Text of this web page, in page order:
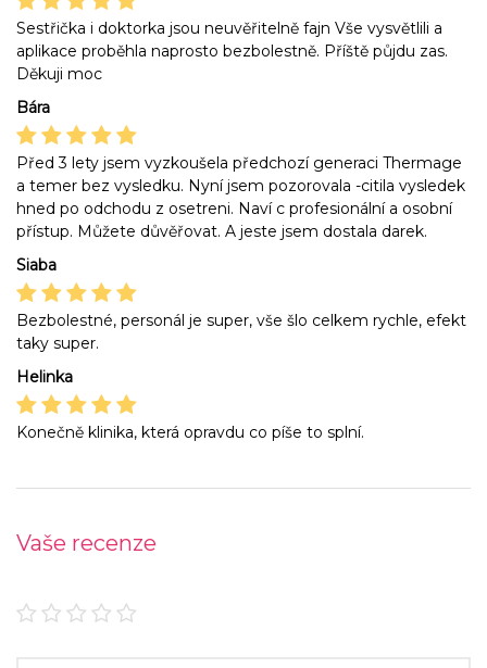
Sestřička i doktorka jsou neuvěřitelně fajn Vše vysvětlili a
aplikace proběhla naprosto bezbolestně. Příště půjdu zas.
Děkuji moc
Bára
Před 3 lety jsem vyzkoušela předchozí generaci Thermage
a temer bez vysledku. Nyní jsem pozorovala -citila vysledek
hned po odchodu z osetreni. Naví c profesionální a osobní
přístup. Můžete důvěřovat. A jeste jsem dostala darek.
Siaba
Bezbolestné, personál je super, vše šlo celkem rychle, efekt
taky super.
Helinka
Konečně klinika, která opravdu co píše to splní.
Vaše recenze